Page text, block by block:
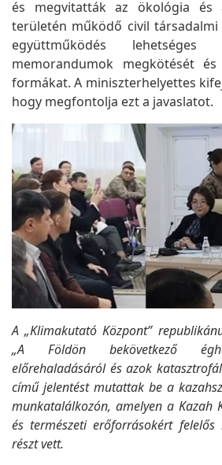
és megvitatták az ökológia és
területén működő civil társadalmi
együttműködés
memorandumok megkötését
formákat. A miniszterhelyettes
hogy megfontolja ezt a javaslatot.
A „Klimakutató Központ”
„A Földön bekövetkező
előrehaladásáról és azok
című jelentést mutattak be a
munkatalálkozón, amelyen a Kazah
és természeti erőforrásokért felelős
részt vett.